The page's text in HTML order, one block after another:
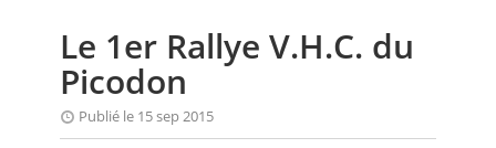
ANNUAIRES
PETITES ANNONCES
Le 1er Rallye V.H.C. du
Picodon
Publié le 15 sep 2015